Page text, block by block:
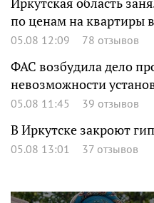
по ценам на квартиры
05.08 12:09 78 отзывов
ФАС возбудила дело
невозможности
05.08 11:45 39 отзывов
В Иркутске закроют
05.08 13:01 37 отзывов